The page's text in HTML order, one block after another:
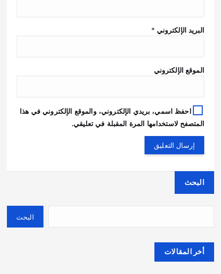
البريد الإلكتروني *
الموقع الإلكتروني
احفظ اسمي، بريدي الإلكتروني، والموقع الإلكتروني في هذا
المتصفح لاستخدامها المرة المقبلة في تعليقي.
البحث
البحث
أخر المقالات